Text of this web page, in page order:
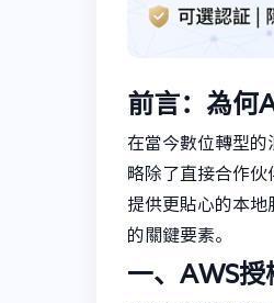
前言：為何
在當今數位轉型
略除了直接合作
提供更貼心的本
的關鍵要素。
一、AWS